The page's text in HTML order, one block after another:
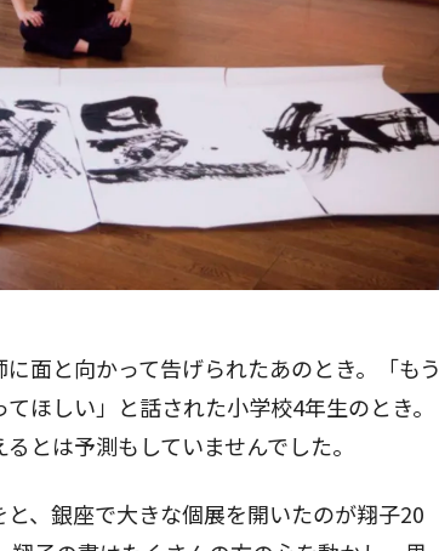
面と向かって告げられたあのとき。「もう
ほしい」と話された小学校4年生のとき。
とは予測もしていませんでした。
、銀座で大きな個展を開いたのが翔子20